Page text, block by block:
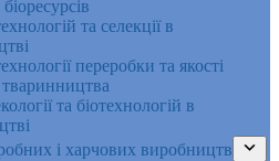
та селекції в
переробки та якості
тваринництва
та біотехнологій в
і харчових виробництв